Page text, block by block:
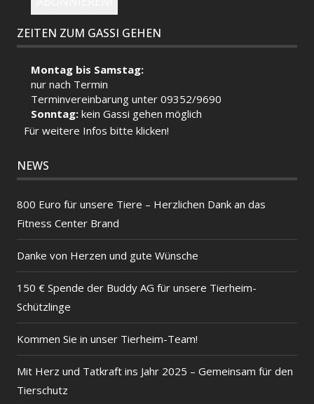
HORUS – VERMITTELT
ZEITEN ZUM GASSI GEHEN
Montag bis Samstag:
nur nach Termin
Terminvereinbarung unter 09352/9690
Sonntag:kein Gassi gehen möglich
Für weitere Infos bitte klicken!
NEWS
800 Euro für unsere Tiere – Herzlichen Dank an das
Fitness Center Brand
Danke von Herzen und gute Wünsche
150 € Spende der Buddy AG für unsere Tierheim-
Schützlinge
Kommen Sie in unser Tierheim-Team!
Mit Herz und Tatkraft ins Jahr 2025 – Gemeinsam für den
Tierschutz